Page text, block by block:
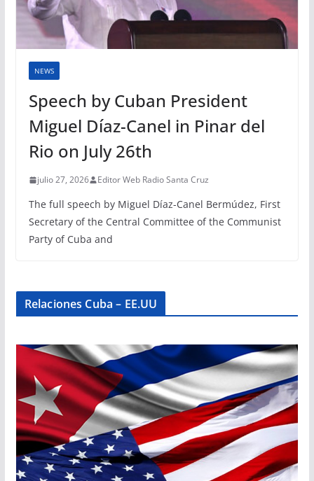
NEWS
Speech by Cuban President
Miguel Díaz-Canel in Pinar del
Rio on July 26th
julio 27, 2026 Editor Web Radio Santa Cruz
The full speech by Miguel Díaz-Canel Bermúdez, First
Secretary of the Central Committee of the Communist
Party of Cuba and
Relaciones Cuba – EE.UU